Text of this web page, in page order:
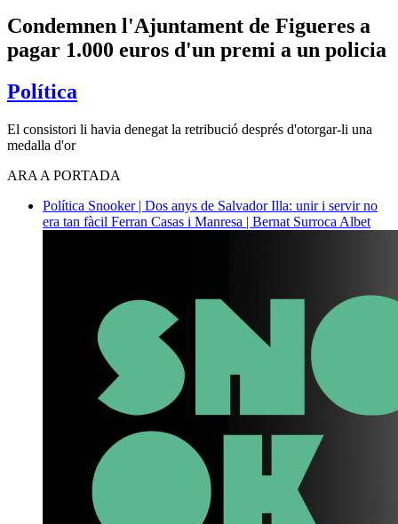
Condemnen l'Ajuntament de Figueres a
pagar 1.000 euros d'un premi a un policia
Política
El consistori li havia denegat la retribució després d'otorgar-li una
medalla d'or
ARA A PORTADA
Política Snooker | Dos anys de Salvador Illa: unir i servir no
era tan fàcil Ferran Casas i Manresa | Bernat Surroca Albet